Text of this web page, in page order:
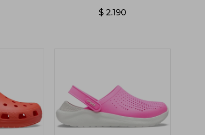
$ 2.190